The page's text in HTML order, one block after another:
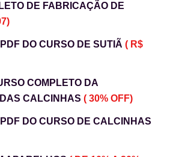
DE FABRICAÇÃO DE
DO CURSO DE SUTIÃ( R$
COMPLETO DA
CALCINHAS( 30% OFF)
DO CURSO DE CALCINHAS